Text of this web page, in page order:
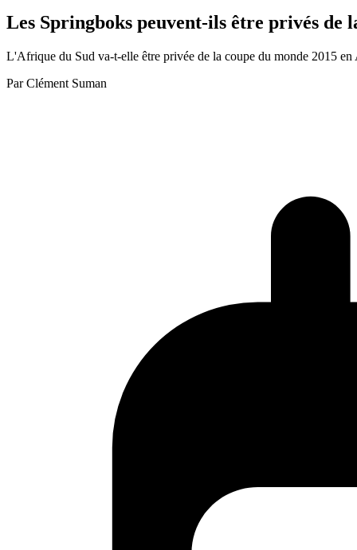
Les Springboks peuvent-ils être privés de
L'Afrique du Sud va-t-elle être privée de la coupe du monde 2015 en
Par Clément Suman